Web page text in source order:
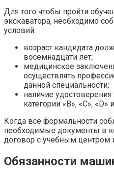
Для того чтобы пройти
экскаватора, необходимо
условий:
возраст кандидата
восемнадцати лет;
медицинское
осуществлять
данной специальности;
наличие
категории «В», «С», «D»
Когда все формальности
необходимые документы в
договор с учебным центром
Обязанности